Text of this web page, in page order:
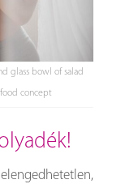
glass bowl of salad
concept